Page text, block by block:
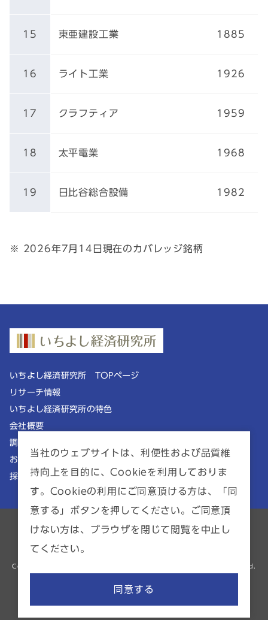
15 東亜建設工業 1885
16 ライト工業 1926
17 クラフティア 1959
18 太平電業 1968
19 日比谷総合設備 1982
※ 2026年7月14日現在のカバレッジ銘柄
いちよし経済研究所 TOPページ
会社概要
調査理念
お知らせ
採用情報
いちよし経済研究所の特色
リサーチ情報
ポリシー一覧 サイトマップ
金融商品仲介業者 | 関東財務局長（金商）第2941号
Copyright © ICHIYOSHI RESEARCH INSTITUTE INC. All Rights Reserved.
当社のウェブサイトは、利便性および品質維
持向上を目的に、Cookieを利用しておりま
す。Cookieの利用にご同意頂ける方は、「同
意する」ボタンを押してください。ご同意頂
けない方は、ブラウザを閉じて閲覧を中止し
てください。
同意する